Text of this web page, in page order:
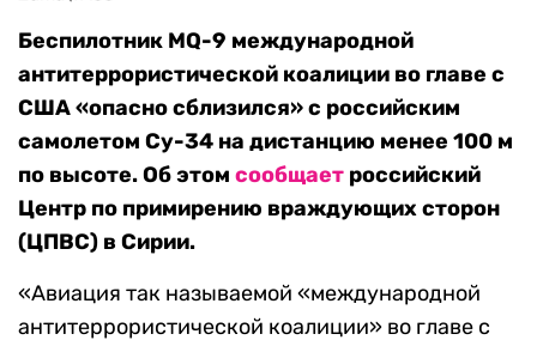
Беспилотник MQ-9 международной
антитеррористической коалиции во главе с
США «опасно сблизился» с российским
самолетом Су-34 на дистанцию менее 100 м
по высоте. Об этом сообщает российский
Центр по примирению враждующих сторон
(ЦПВС) в Сирии.
«Авиация так называемой «международной
антитеррористической коалиции» во главе с